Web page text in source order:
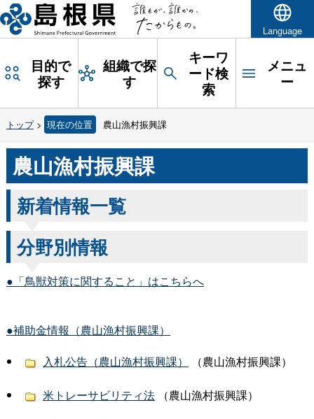
Language
目的で
探す
組織で探
す
キーワ
ード検
索
メニュ
ー
トップ> 現在の位置 農山漁村振興課
農山漁村振興課
新着情報一覧
分野別情報
●「鳥獣対策に関すること」はこちらへ
●補助金情報（農山漁村振興課）
入札公告（農山漁村振興課）
（農山漁村振興課）
米トレーサビリティ法（農山漁村振興課）